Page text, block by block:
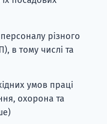
різного
в тому числі та
умов праці
охорона та